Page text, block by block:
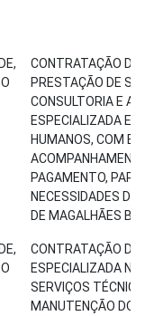
CONTRATAÇÃO DE
PRESTAÇÃO DE
CONSULTORIA E
ESPECIALIZADA
HUMANOS, COM
PAGAMENTO,
NECESSIDADES
DE MAGALHÃES
CONTRATAÇÃO DE
ESPECIALIZADA
SERVIÇOS
MANUTENÇÃO DO